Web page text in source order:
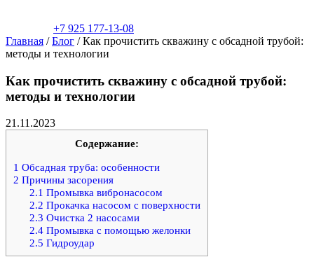
+7 925 177-13-08
Главная /Блог /Как прочистить скважину с обсадной трубой:
методы и технологии
Как прочистить скважину с обсадной трубой:
методы и технологии
21.11.2023
Содержание:
1 Обсадная труба: особенности
2 Причины засорения
2.1 Промывка вибронасосом
2.2 Прокачка насосом с поверхности
2.3 Очистка 2 насосами
2.4Промывка с помощью желонки
2.5 Гидроудар